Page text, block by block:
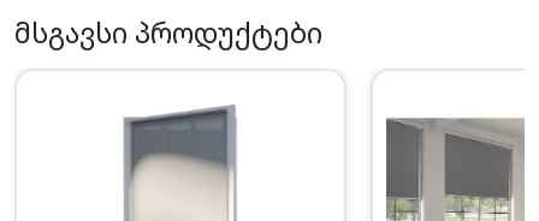
მსგავსი პროდუქტები